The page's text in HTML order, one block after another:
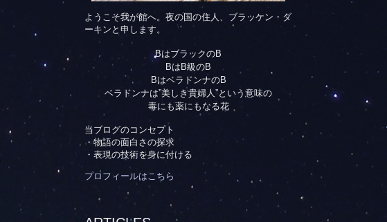
ようこそ我が館へ。夜の国の住人、ブラッケン・ダ
ーキンと申します。
BはブラックのB
BはB級のB
BはベラドンナのB
ベラドンナは”美しき貴婦人”という意味の
毒にも薬にもなる花
当ブログのコンセプト
・物語の面白さの探求
・表現の技術を身に付ける
プロフィールはこちら